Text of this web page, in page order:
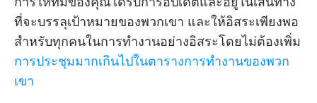
ที่จะบรรลุเป้าหมายของพวกเขา และให้อิสระเพียงพอ
สำหรับทุกคนในการทำงานอย่างอิสระโดยไม่ต้องเพิ่ม
การประชุมมากเกินไปในตารางการทำงานของพวก
เขา